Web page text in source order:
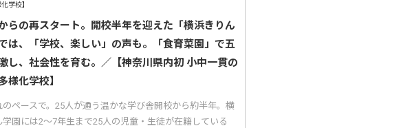
らの再スタート。開校半年を迎えた「横浜きりん
は、「学校、楽しい」の声も。「食育菜園」で五
し、社会性を育む。／【神奈川県内初 小中一貫の
様化学校】
のペースで。25人が通う温かな学び舎開校から約半年。横
学園には2〜7年生まで25人の児童・生徒が在籍している